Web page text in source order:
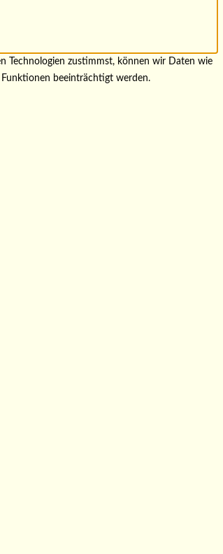
Technologien zustimmst, können wir Daten wie
beeinträchtigt werden.